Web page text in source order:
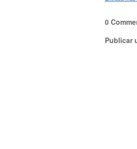
0
Publicar